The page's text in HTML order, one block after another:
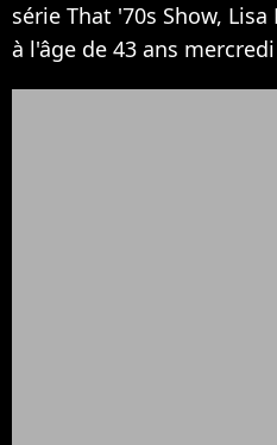
série That '70s Show,
à l'âge de 43 ans